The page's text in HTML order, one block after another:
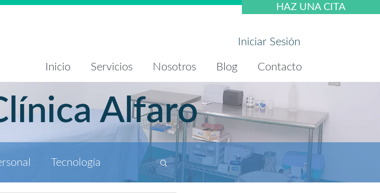
HAZ UNA CITA
Iniciar Sesión
Inicio Servicios Nosotros Blog Contacto
Alfaro
Tecnología